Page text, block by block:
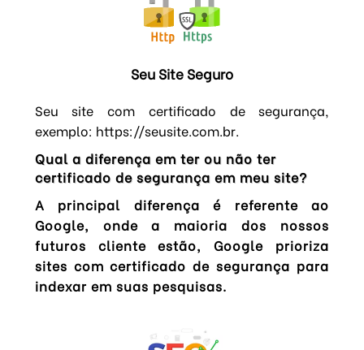
Seu Site Seguro
Seu site com certificado de segurança,
exemplo: https://seusite.com.br.
Qual a diferença em ter ou não ter
certificado de segurança em meu site?
A principal diferença é referente ao
Google, onde a maioria dos nossos
futuros cliente estão, Google prioriza
sites com certificado de segurança para
indexar em suas pesquisas.